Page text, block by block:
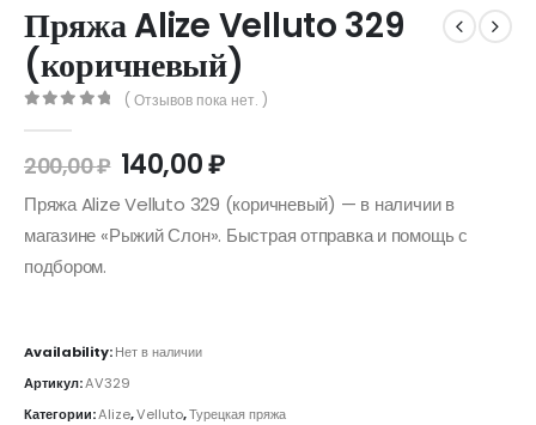
Пряжа Alize Velluto 329
(коричневый)
( Отзывов пока нет. )
200,00₽ 140,00₽
Пряжа Alize Velluto 329 (коричневый) — в наличии в
магазине «Рыжий Слон». Быстрая отправка и помощь с
подбором.
Availability:Нет в наличии
Артикул:AV329
Категории:Alize,Velluto,Турецкая пряжа